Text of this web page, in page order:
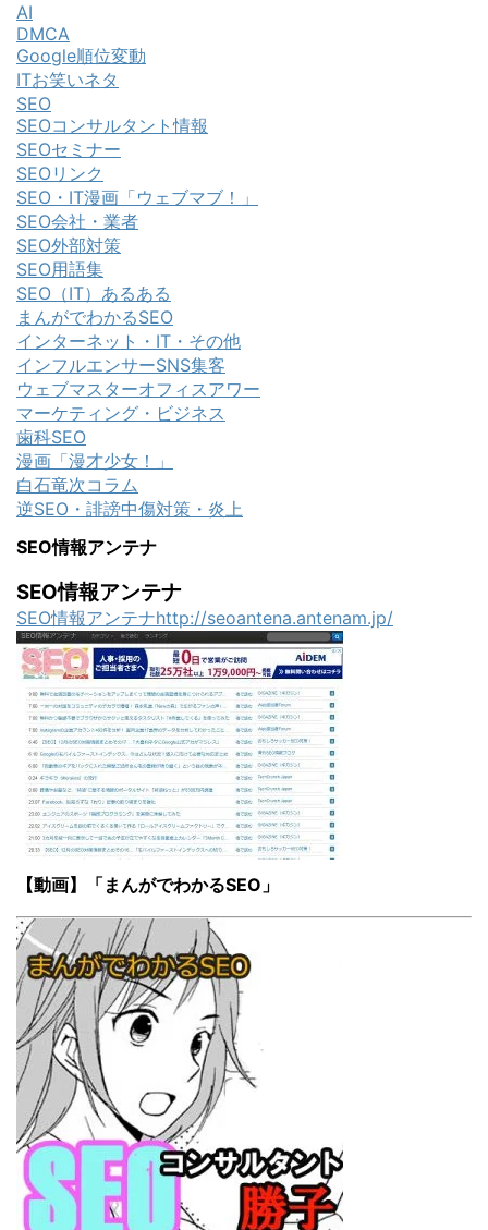
AI
DMCA
Google順位変動
ITお笑いネタ
SEO
SEOコンサルタント情報
SEOセミナー
SEOリンク
SEO・IT漫画「ウェブマブ！」
SEO会社・業者
SEO外部対策
SEO用語集
SEO（IT）あるある
まんがでわかるSEO
インターネット・IT・その他
インフルエンサーSNS集客
ウェブマスターオフィスアワー
マーケティング・ビジネス
歯科SEO
漫画「漫才少女！」
白石竜次コラム
逆SEO・誹謗中傷対策・炎上
SEO情報アンテナ
SEO情報アンテナ
SEO情報アンテナhttp://seoantena.antenam.jp/
【動画】「まんがでわかるSEO」